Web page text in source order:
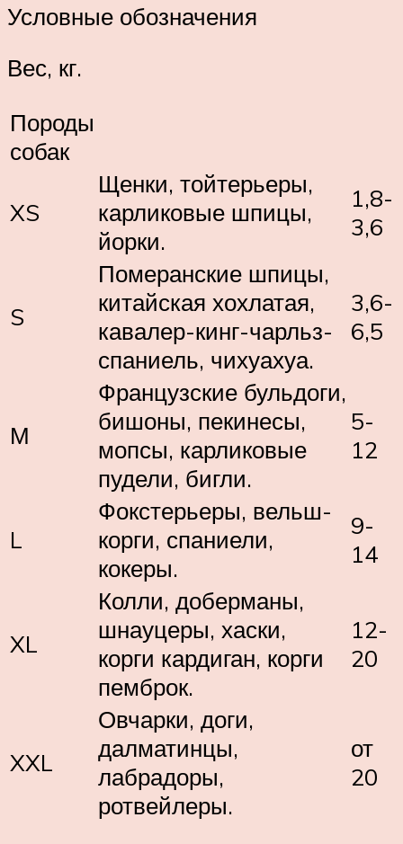
Условные обозначения
Вес, кг.
Породы
собак
XS
Щенки, тойтерьеры,
карликовые шпицы,
йорки.
1,8-
3,6
S
Померанские шпицы,
китайская хохлатая,
кавалер-кинг-чарльз-
спаниель, чихуахуа.
3,6-
6,5
М
Французские бульдоги,
бишоны, пекинесы,
мопсы, карликовые
пудели, бигли.
5-
12
L
Фокстерьеры, вельш-
корги, спаниели,
кокеры.
9-
14
XL
Колли, доберманы,
шнауцеры, хаски,
корги кардиган, корги
пемброк.
12-
20
XXL
Овчарки, доги,
далматинцы,
лабрадоры,
ротвейлеры.
от
20